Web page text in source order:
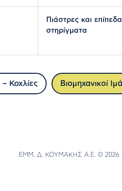
Πιάστρες και
στηρίγματα
Κοχλίες Βιομηχανικοί
ΕΜΜ. Δ. ΚΟΥΜΑΚΗΣ Α.Ε. © 2026 |